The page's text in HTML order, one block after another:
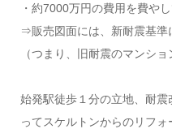
・約7000万円の費用を費や
⇒販売図面には、新耐震基準
（つまり、旧耐震のマンシ
始発駅徒歩１分の立地、耐
ってスケルトンからのリフ